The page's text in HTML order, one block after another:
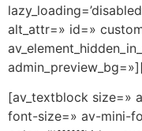
alt_attr=» id=»
[av_textblock size=»
font-size=» av-mini-